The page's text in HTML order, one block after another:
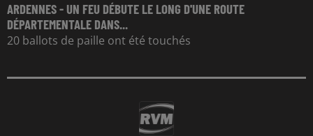
ARDENNES - UN FEU DÉBUTE LE LONG D'UNE ROUTE
DÉPARTEMENTALE DANS...
20 ballots de paille ont été touchés